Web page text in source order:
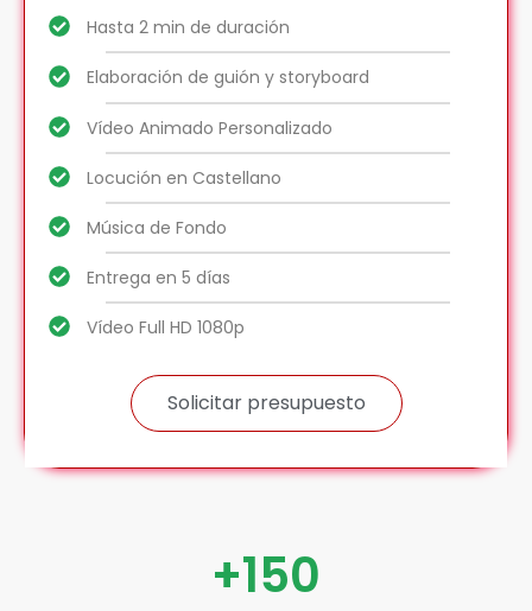
Hasta 2 min de duración
Elaboración de guión y storyboard
Vídeo Animado Personalizado
Locución en Castellano
Música de Fondo
Entrega en 5 días
Vídeo Full HD 1080p
Solicitar presupuesto
+150